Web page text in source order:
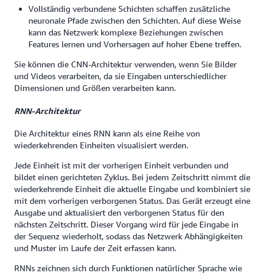
Vollständig verbundene Schichten schaffen zusätzliche
neuronale Pfade zwischen den Schichten. Auf diese Weise
kann das Netzwerk komplexe Beziehungen zwischen
Features lernen und Vorhersagen auf hoher Ebene treffen.
Sie können die CNN-Architektur verwenden, wenn Sie Bilder
und Videos verarbeiten, da sie Eingaben unterschiedlicher
Dimensionen und Größen verarbeiten kann.
RNN-Architektur
Die Architektur eines RNN kann als eine Reihe von
wiederkehrenden Einheiten visualisiert werden.
Jede Einheit ist mit der vorherigen Einheit verbunden und
bildet einen gerichteten Zyklus. Bei jedem Zeitschritt nimmt die
wiederkehrende Einheit die aktuelle Eingabe und kombiniert sie
mit dem vorherigen verborgenen Status. Das Gerät erzeugt eine
Ausgabe und aktualisiert den verborgenen Status für den
nächsten Zeitschritt. Dieser Vorgang wird für jede Eingabe in
der Sequenz wiederholt, sodass das Netzwerk Abhängigkeiten
und Muster im Laufe der Zeit erfassen kann.
RNNs zeichnen sich durch Funktionen natürlicher Sprache wie